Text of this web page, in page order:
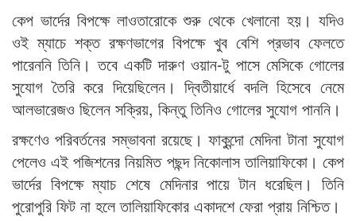
কেপ ভার্দের বিপক্ষে লাওতারোকে শুরু থেকে খেলানো হয়। যদিও
ওই ম্যাচে শক্ত রক্ষণভাগের বিপক্ষে খুব বেশি প্রভাব ফেলতে
পারেননি তিনি। তবে একটি দারুণ ওয়ান-টু পাসে মেসিকে গোলের
সুযোগ তৈরি করে দিয়েছিলেন। দ্বিতীয়ার্ধে বদলি হিসেবে নেমে
আলভারেজও ছিলেন সক্রিয়, কিন্তু তিনিও গোলের সুযোগ পাননি।
রক্ষণেও পরিবর্তনের সম্ভাবনা রয়েছে। ফাকুন্দো মেদিনা টানা সুযোগ
পেলেও এই পজিশনের নিয়মিত পছন্দ নিকোলাস তালিয়াফিকো। কেপ
ভার্দের বিপক্ষে ম্যাচ শেষে মেদিনার পায়ে টান ধরেছিল। তিনি
পুরোপুরি ফিট না হলে তালিয়াফিকোর একাদশে ফেরা প্রায় নিশ্চিত।